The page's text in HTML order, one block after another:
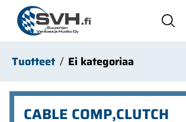
Siirry pääsisältöön
Tuotteet Ei kategoriaa
CABLE COMP,CLUTCH